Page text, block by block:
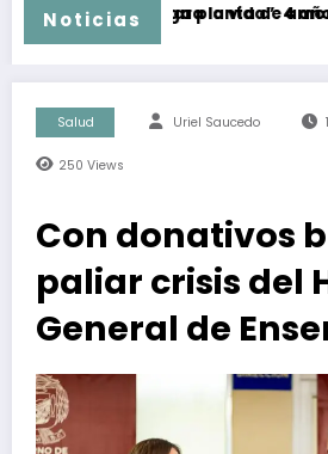
Noticias
plazo de mega planta de
El “Corredor para la vida”: 4 años
Salud Uriel Saucedo
250 Views
Con donativos
paliar crisis del
General de